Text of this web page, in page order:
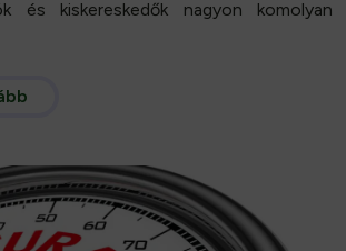
és kiskereskedők nagyon komolyan